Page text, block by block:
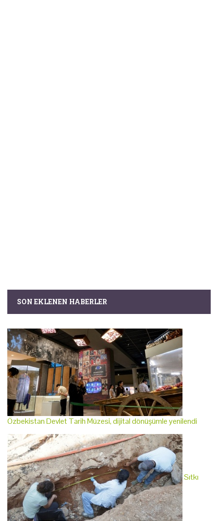
SON EKLENEN HABERLER
Özbekistan Devlet Tarih Müzesi, dijital dönüşümle yenilendi
Sıtkı